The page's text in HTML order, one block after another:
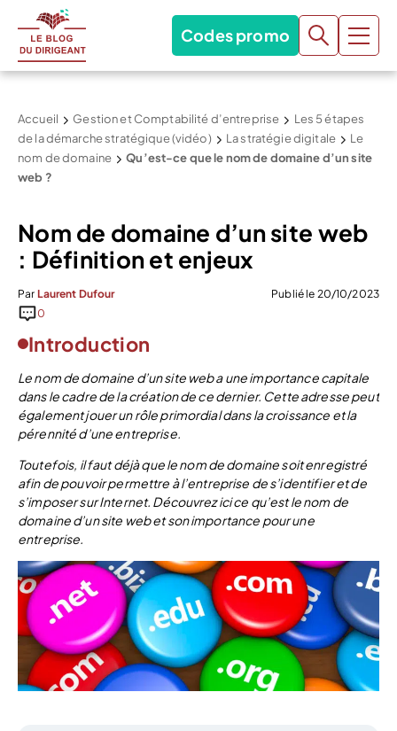
Codes promo
Accueil Gestion et Comptabilité d’entreprise
Les 5 étapes
de la démarche stratégique (vidéo)
La stratégie digitale
Le
nom de domaine
Qu’est-ce que le nom de domaine d’un site
web ?
Nom de domaine d’un site web
: Définition et enjeux
Par Laurent Dufour
Publié le 20/10/2023
0
Introduction
Le nom de domaine d’un site web a une importance capitale
dans le cadre de la création de ce dernier. Cette adresse peut
également jouer un rôle primordial dans la croissance et la
pérennité d’une entreprise.
Toutefois, il faut déjà que le nom de domaine soit enregistré
afin de pouvoir permettre à l’entreprise de s’identifier et de
s’imposer sur Internet. Découvrez ici ce qu’est le nom de
domaine d’un site web et son importance pour une
entreprise.